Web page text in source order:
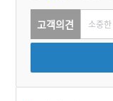
고객의견